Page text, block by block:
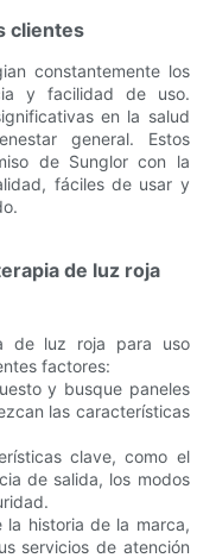
clientes
constantemente los
y facilidad de uso.
en la salud
general. Estos
de Sunglor con la
fáciles de usar y
de luz roja
de luz roja para uso
factores:
y busque paneles
las características
clave, como el
de salida, los modos
la historia de la marca,
servicios de atención